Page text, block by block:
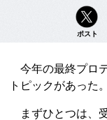
ポスト
今年の最終プロ
トピックがあった。
まずひとつは、